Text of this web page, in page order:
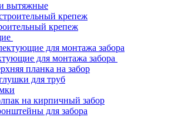
вытяжные
крепеж
для монтажа забора
планка на забор
для труб
на кирпичный забор
для забора